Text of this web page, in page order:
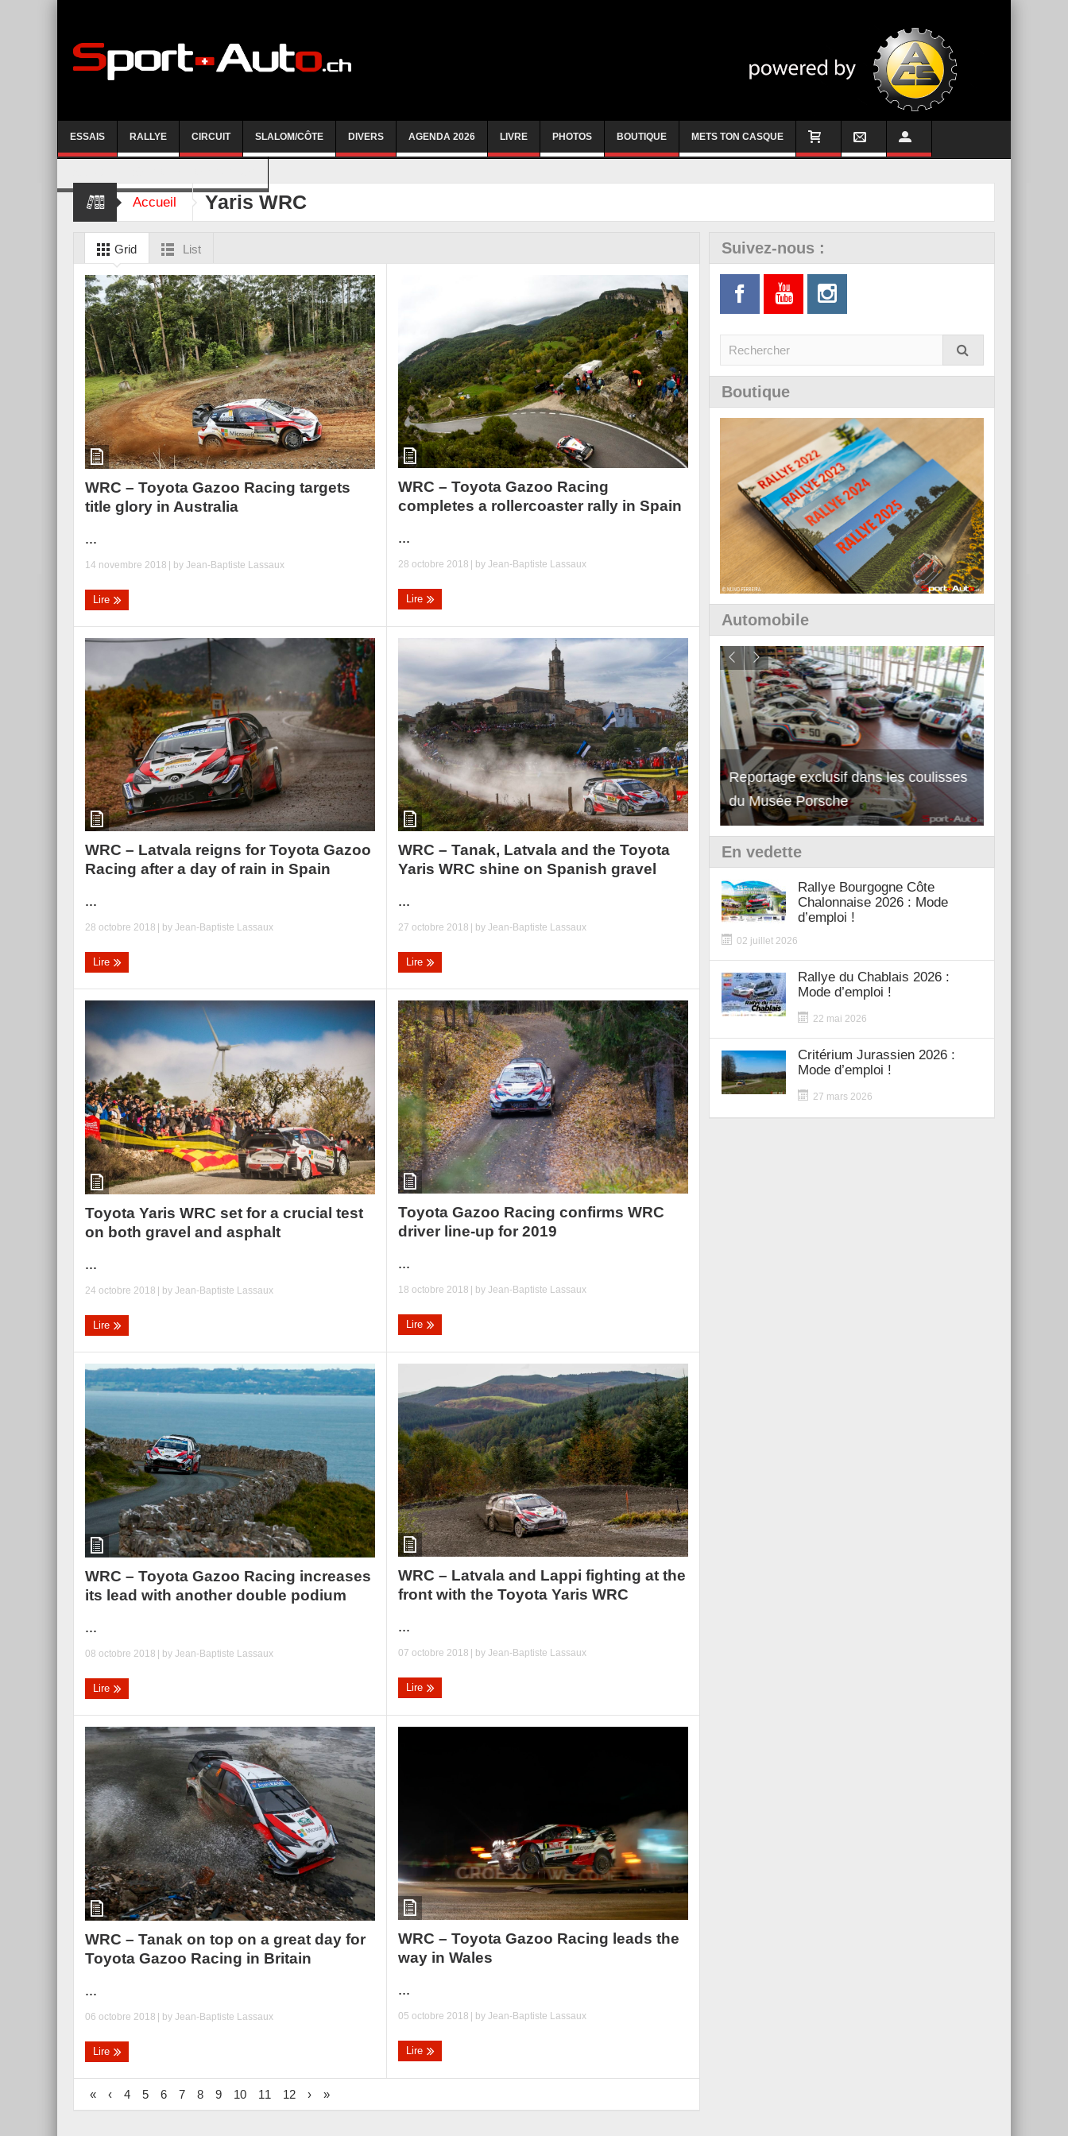
ESSAIS RALLYE CIRCUIT SLALOM/CÔTE DIVERS AGENDA 2026 LIVRE PHOTOS BOUTIQUE METS TON CASQUE
Accueil Yaris WRC
Grid List
WRC – Toyota Gazoo Racing targets
title glory in Australia
...
14 novembre 2018 | by Jean-Baptiste Lassaux
Lire
WRC – Toyota Gazoo Racing
completes a rollercoaster rally in Spain
...
28 octobre 2018 | byJean-Baptiste Lassaux
Lire
WRC – Latvala reigns for Toyota Gazoo
Racing after a day of rain in Spain
...
28 octobre 2018 | by Jean-Baptiste Lassaux
Lire
WRC – Tanak, Latvala and the Toyota
Yaris WRC shine on Spanish gravel
...
27 octobre 2018 | byJean-Baptiste Lassaux
Lire
Toyota Yaris WRC set for a crucial test
on both gravel and asphalt
...
24 octobre 2018 | by Jean-Baptiste Lassaux
Lire
Toyota Gazoo Racing confirms WRC
driver line-up for 2019
...
18 octobre 2018 | byJean-Baptiste Lassaux
Lire
WRC – Toyota Gazoo Racing increases
its lead with another double podium
...
08 octobre 2018 | by Jean-Baptiste Lassaux
Lire
WRC – Latvala and Lappi fighting at the
front with the Toyota Yaris WRC
...
07 octobre 2018 | byJean-Baptiste Lassaux
Lire
WRC – Tanak on top on a great day for
Toyota Gazoo Racing in Britain
...
06 octobre 2018 | by Jean-Baptiste Lassaux
Lire
WRC – Toyota Gazoo Racing leads the
way in Wales
...
05 octobre 2018 | byJean-Baptiste Lassaux
Lire
« ‹ 4 5 6 7 8 9 10 11 12 › »
Suivez-nous :
Boutique
Automobile
Essai – Morgan Supersport
Reportage exclusif dans les coulisses
du Musée Porsche
Découverte de la nouvelle Ferrari
12Cilindri Manuale
En vedette
Rallye Bourgogne Côte
Chalonnaise 2026 : Mode
d’emploi !
02 juillet 2026
Rallye du Chablais 2026 :
Mode d’emploi !
22 mai 2026
Critérium Jurassien 2026 :
Mode d’emploi !
27 mars 2026